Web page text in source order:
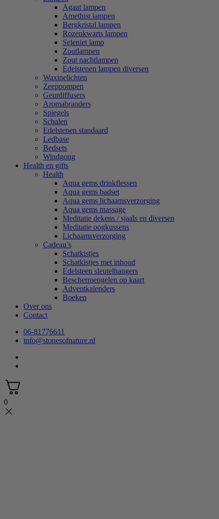
Agaat lampen
Amethist lampen
Bergkristal lampen
Rozenkwarts lampen
Seleniet lamp
Zoutlampen
Zout nachtlampen
Edelstenen lampen diversen
Waxinelichten
Zeeppompen
Geurdiffusers
Aromabranders
Spiegels
Schalen
Edelstenen standaard
Ledbase
Bedsets
Windgong
Health en gifts
Health
Aqua gems drinkflessen
Aqua gems badset
Aqua gems lichaamsverzorging
Aqua gems massage
Meditatie dekens / sjaals en diversen
Meditatie oogkussens
Lichaamsverzorging
Cadeau’s
Schatkistjes
Schatkistjes met inhoud
Edelsteen sleutelhangers
Beschermengelen op kaart
Adventkalenders
Boeken
Over ons
Contact
06-81776611
info@stonesofnature.nl
0